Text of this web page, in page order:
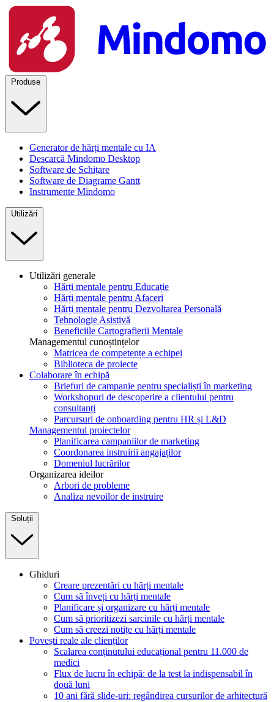
Produse
Generator de hărți mentale cu IA
Descarcă Mindomo Desktop
Software de Schițare
Software de Diagrame Gantt
Instrumente Mindomo
Utilizări
Utilizări generale
Hărți mentale pentru Educație
Hărți mentale pentru Afaceri
Hărți mentale pentru Dezvoltarea Personală
Tehnologie Asistivă
Beneficiile Cartografierii Mentale
Managementul cunoștințelor
Matricea de competențe a echipei
Biblioteca de proiecte
Colaborare în echipă
Briefuri de campanie pentru specialiști în marketing
Workshopuri de descoperire a clientului pentru
consultanți
Parcursuri de onboarding pentru HR și L&D
Managementul proiectelor
Planificarea campaniilor de marketing
Coordonarea instruirii angajaților
Domeniul lucrărilor
Organizarea ideilor
Arbori de probleme
Analiza nevoilor de instruire
Soluții
Ghiduri
Creare prezentări cu hărți mentale
Cum să înveți cu hărți mentale
Planificare și organizare cu hărți mentale
Cum să prioritizezi sarcinile cu hărți mentale
Cum să creezi notițe cu hărți mentale
Povești reale ale clienților
Scalarea conținutului educațional pentru 11.000 de
medici
Flux de lucru în echipă: de la test la indispensabil în
două luni
10 ani fără slide-uri: regândirea cursurilor de arhitectură